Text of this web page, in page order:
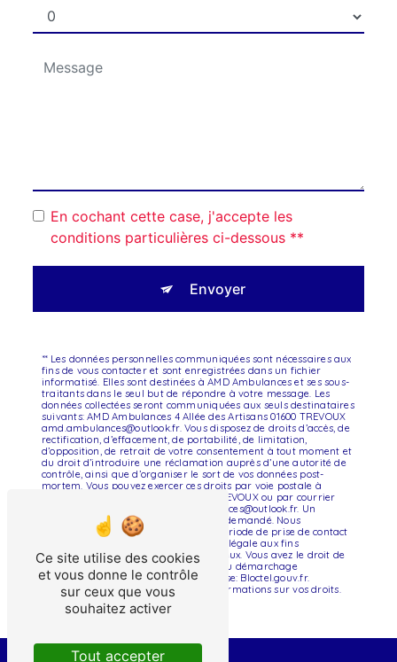
En cochant cette case, j'accepte les
conditions particulières ci-dessous **
Envoyer
** Les données personnelles communiquées sont nécessaires aux
fins de vous contacter et sont enregistrées dans un fichier
informatisé. Elles sont destinées à AMD Ambulances et ses sous-
traitants dans le seul but de répondre à votre message. Les
données collectées seront communiquées aux seuls destinataires
suivants: AMD Ambulances 4 Allée des Artisans 01600 TREVOUX
amd.ambulances@outlook.fr. Vous disposez de droits d’accès, de
rectification, d’effacement, de portabilité, de limitation,
d’opposition, de retrait de votre consentement à tout moment et
du droit d’introduire une réclamation auprès d’une autorité de
contrôle, ainsi que d’organiser le sort de vos données post-
mortem. Vous pouvez exercer ces droits par voie postale à
l'adresse 4 Allée des Artisans 01600 TREVOUX ou par courrier
électronique à l'adresse amd.ambulances@outlook.fr. Un
justificatif d'identité pourra vous être demandé. Nous
conservons vos données pendant la période de prise de contact
puis pendant la durée de prescription légale aux fins
probatoires et de gestion des contentieux. Vous avez le droit de
vous inscrire sur la liste d'opposition au démarchage
téléphonique, disponible à cette adresse:
Bloctel.gouv.fr.
Consultez le site cnil.fr pour plus d’informations sur vos droits.
Ce site utilise des cookies
et vous donne le contrôle
sur ceux que vous
souhaitez activer
Tout accepter